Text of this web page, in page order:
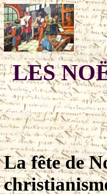
LES
La fête de